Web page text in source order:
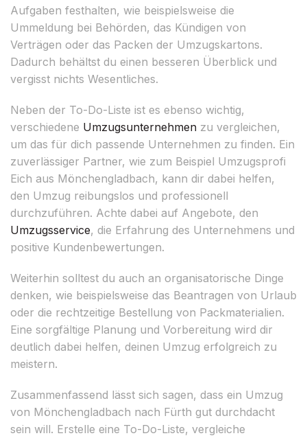
Aufgaben festhalten, wie beispielsweise die
Ummeldung bei Behörden, das Kündigen von
Verträgen oder das Packen der Umzugskartons.
Dadurch behältst du einen besseren Überblick und
vergisst nichts Wesentliches.
Neben der To-Do-Liste ist es ebenso wichtig,
verschiedene Umzugsunternehmen zu vergleichen,
um das für dich passende Unternehmen zu finden. Ein
zuverlässiger Partner, wie zum Beispiel Umzugsprofi
Eich aus Mönchengladbach, kann dir dabei helfen,
den Umzug reibungslos und professionell
durchzuführen. Achte dabei auf Angebote, den
Umzugsservice, die Erfahrung des Unternehmens und
positive Kundenbewertungen.
Weiterhin solltest du auch an organisatorische Dinge
denken, wie beispielsweise das Beantragen von Urlaub
oder die rechtzeitige Bestellung von Packmaterialien.
Eine sorgfältige Planung und Vorbereitung wird dir
deutlich dabei helfen, deinen Umzug erfolgreich zu
meistern.
Zusammenfassend lässt sich sagen, dass ein Umzug
von Mönchengladbach nach Fürth gut durchdacht
sein will. Erstelle eine To-Do-Liste, vergleiche